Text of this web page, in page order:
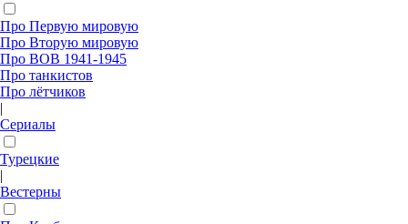
Про Первую мировую
Про Вторую мировую
Про ВОВ 1941-1945
Про танкистов
Про лётчиков
|
Сериалы
Турецкие
|
Вестерны